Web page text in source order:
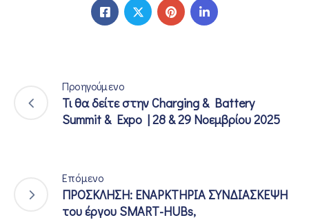
Προηγούμενο
Τι θα δείτε στην Charging & Battery
Summit & Expo | 28 & 29 Νοεμβρίου 2025
Επόμενο
ΠΡΟΣΚΛΗΣΗ: ΕΝΑΡΚΤΗΡΙΑ ΣΥΝΔΙΑΣΚΕΨΗ
του έργου SMART-HUBs,